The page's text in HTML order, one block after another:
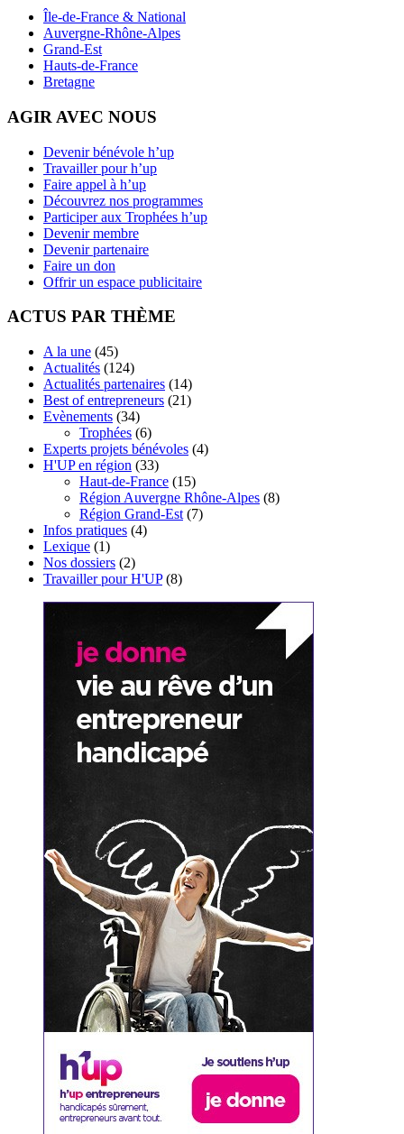
Île-de-France & National
Auvergne-Rhône-Alpes
Grand-Est
Hauts-de-France
Bretagne
AGIR AVEC NOUS
Devenir bénévole h’up
Travailler pour h’up
Faire appel à h’up
Découvrez nos programmes
Participer aux Trophées h’up
Devenir membre
Devenir partenaire
Faire un don
Offrir un espace publicitaire
ACTUS PAR THÈME
A la une (45)
Actualités (124)
Actualités partenaires (14)
Best of entrepreneurs (21)
Evènements (34)
Trophées (6)
Experts projets bénévoles (4)
H'UP en région (33)
Haut-de-France (15)
Région Auvergne Rhône-Alpes (8)
Région Grand-Est (7)
Infos pratiques (4)
Lexique (1)
Nos dossiers (2)
Travailler pour H'UP(8)